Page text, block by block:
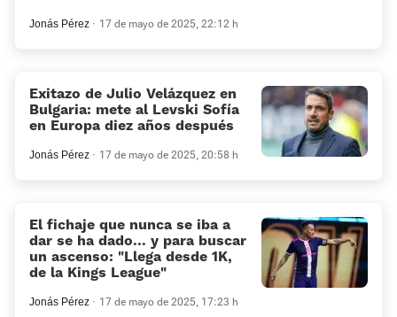
Jonás Pérez 17 de mayo de 2025, 22:12 h
Exitazo de Julio Velázquez en
Bulgaria: mete al Levski Sofía
en Europa diez años después
Jonás Pérez 17 de mayo de 2025, 20:58 h
El fichaje que nunca se iba a
dar se ha dado... y para buscar
un ascenso: «Llega desde 1K,
de la Kings League»
Jonás Pérez 17 de mayo de 2025, 17:23 h